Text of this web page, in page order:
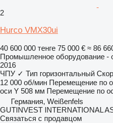
2
Hurco VMX30ui
40 600 000 тенге 75 000 € ≈ 86
Промышленное оборудование -
2016
ЧПУ ✓ Тип горизонтальный
12 000 об/мин Перемещение по
оси Y 508 мм Перемещение по
Германия, Weißenfels
GUTINVEST INTERNATIONAL
Связаться с продавцом